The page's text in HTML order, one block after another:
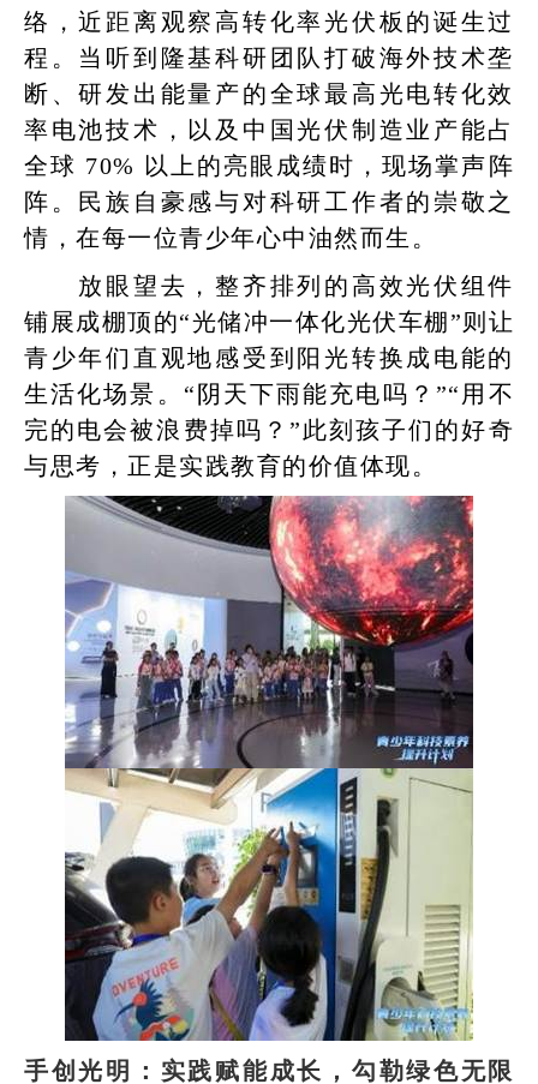
络，近距离观察高转化率光伏板的诞生过
程。当听到隆基科研团队打破海外技术垄
断、研发出能量产的全球最高光电转化效
率电池技术，以及中国光伏制造业产能占
全球 70% 以上的亮眼成绩时，现场掌声阵
阵。民族自豪感与对科研工作者的崇敬之
情，在每一位青少年心中油然而生。
放眼望去，整齐排列的高效光伏组件
铺展成棚顶的“光储冲一体化光伏车棚”则让
青少年们直观地感受到阳光转换成电能的
生活化场景。“阴天下雨能充电吗？”“用不
完的电会被浪费掉吗？”此刻孩子们的好奇
与思考，正是实践教育的价值体现。
手创光明：实践赋能成长，勾勒绿色无限